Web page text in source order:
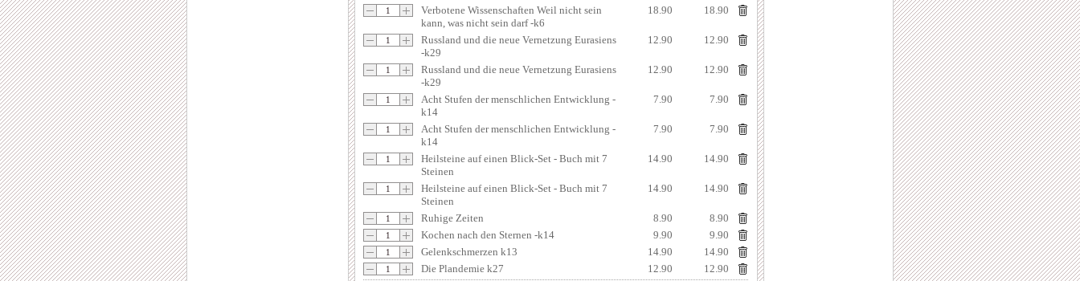
Verbotene Wissenschaften Weil nicht sein
kann, was nicht sein darf -k6
18.90 18.90
Russland und die neue Vernetzung Eurasiens
-k29
12.90 12.90
Russland und die neue Vernetzung Eurasiens
-k29
12.90 12.90
Acht Stufen der menschlichen Entwicklung -
k14
7.90 7.90
Acht Stufen der menschlichen Entwicklung -
k14
7.90 7.90
Heilsteine auf einen Blick-Set - Buch mit 7
Steinen
14.90 14.90
Heilsteine auf einen Blick-Set - Buch mit 7
Steinen
14.90 14.90
Ruhige Zeiten 8.90
8.90
Kochen nach den Sternen -k14
9.90
9.90
Gelenkschmerzen k13
14.90
14.90
Die Plandemie k27
12.90 12.90